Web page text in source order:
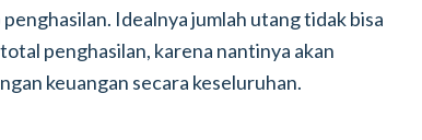
Idealnya jumlah utang tidak bisa
penghasilan, karena nantinya akan
keuangan secara keseluruhan.